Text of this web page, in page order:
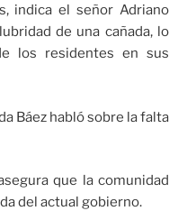
indica el señor Adriano
de una cañada, lo
los residentes en sus
Báez habló sobre la falta
que la comunidad
del actual gobierno.